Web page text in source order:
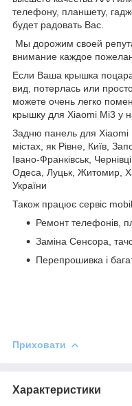
телефону, планшету,
будет радовать Вас.
Мы дорожим своей
внимание каждое
Если Ваша крышка
вид, потерлась или
можете очень легко
крышку для Xiaomi Mi3 у
Задню панель для Xiaomi
містах, як Рівне, Київ,
Івано-Франківськ,
Одеса, Луцьк, Житомир,
України
Також працює сервіс
Ремонт телефонів,
Заміна Сенсора,
Перепрошивка і
Приховати
Характеристики